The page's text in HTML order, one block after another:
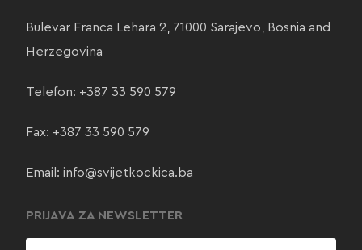
Bulevar Franca Lehara 2, 71000 Sarajevo, Bosnia and
Herzegovina
Telefon: +387 33 590 579
Fax: +387 33 590 579
Email: info@svijetkockica.ba
PRIJAVA ZA NEWSLETTER